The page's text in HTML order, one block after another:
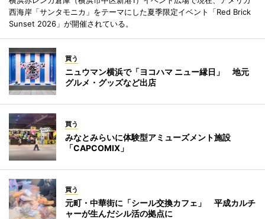
西海岸「サンタモニカ」をテーマにした夏季限定イベント「Red Brick
Sunset 2026」が開催されている。
買う
ニュウマン横浜で「ヨコハマ ニュー縁日」 地元
グルメ・グッズなど出店
買う
みなとみらいに体験型アミューズメント施設
「CAPCOMIX」
買う
元町・中華街に「シール交換カフェ」 平成カルチ
ャーが生んだシル活の拠点に